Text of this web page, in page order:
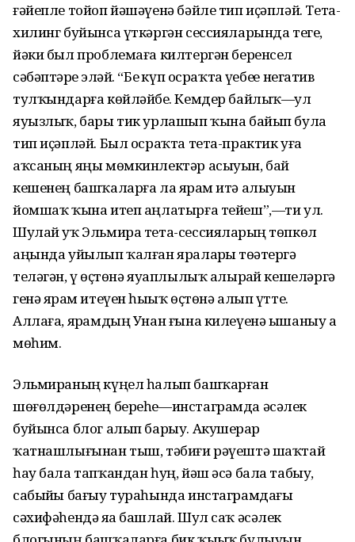
ғәйепле тойоп йәшәүенә бәйле тип иҫәпләй. Тета-
хилинг буйынса үткәргән сессияларында теге,
йәки был проблемаға килтергән беренсел
сәбәптәрҙе эҙләй. “Беҙ күп осраҡта үҙебеҙҙе негатив
тулҡындарға көйләйбеҙ. Кемдер байлыҡ—ул
яуызлыҡ, бары тик урлашып ҡына байып була
тип иҫәпләй. Был осраҡта тета-практик уға
аҡсаның яңы мөмкинлектәр асыуын, бай
кешенең башҡаларға ла ярҙам итә алыуын
йомшаҡ ҡына итеп аңлатырға тейеш”,—ти ул.
Шулай уҡ Эльмира тета-сессияларҙың төпкөл
аңында уйылып ҡалған яраларҙы төҙәтергә
теләгән, үҙ өҫтөнә яуаплылыҡ алырҙай кешеләргә
генә ярҙам итеүен һыҙыҡ өҫтөнә алып үтте.
Аллаға, ярҙамдың Унан ғына килеүенә ышаныу ҙа
мөһим.
Эльмираның күңел һалып башҡарған
шөғөлдәренең береһе—инстаграмда әсәлек
буйынса блог алып барыу. Акушерҙар
ҡатнашлығынан тыш, тәбиғи рәүештә шаҡтай
һау бала тапҡандан һуң, йәш әсә бала табыу,
сабыйҙы бағыу тураһында инстаграмдағы
сәхифәһендә яҙа башлай. Шул саҡ әсәлек